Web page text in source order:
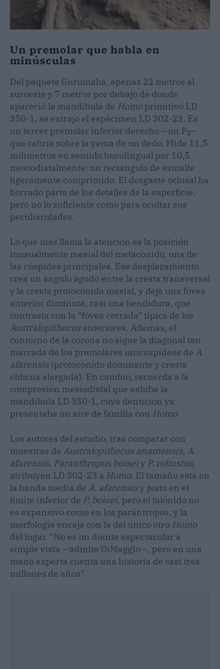
Un premolar que habla en
minúsculas
Del paquete Gurumaha, apenas 22 metros al
suroeste y 7 metros por debajo de donde
apareció la mandíbula de Homoprimitivo LD
350-1, se extrajo el espécimen LD 302-23. Es
un tercer premolar inferior derecho —un P3—
que cabría sobre la yema de un dedo. Mide 11,5
milímetros en sentido bucolingual por 10,5
mesiodistalmente: un rectángulo de esmalte
ligeramente comprimido. El desgaste oclusal ha
borrado parte de los detalles de la superficie,
pero no lo suficiente como para ocultar sus
peculiaridades.
Lo que más llama la atención es la posición
inusualmente mesial del metaconido, una de
las cúspides principales. Ese desplazamiento
crea un ángulo agudo entre la cresta transversal
y la cresta protocónida mesial, y deja una fóvea
anterior diminuta, casi una hendidura, que
contrasta con la “fóvea cerrada” típica de los
Australopithecusanteriores. Además, el
contorno de la corona no sigue la diagonal tan
marcada de los premolares unicuspídeos de A.
afarensis(protoconido dominante y cresta
oblicua alargada). En cambio, recuerda a la
compresión mesiodistal que exhibe la
mandíbula LD 350-1, cuya dentición ya
presentaba un aire de familia con Homo.
Los autores del estudio, tras comparar con
muestras de Australopithecus anamensis, A.
afarensis, Paranthropus boiseiy P. robustus,
atribuyen LD 302-23 a Homo. El tamaño está en
la banda media de A. afarensisy justo en el
límite inferior de P. boisei, pero el talónido no
es expansivo como en los parántropos, y la
morfología encaja con la del único otro Homo
del lugar. “No es un diente espectacular a
simple vista —admite DiMaggio—, pero en una
mano experta cuenta una historia de casi tres
millones de años”.